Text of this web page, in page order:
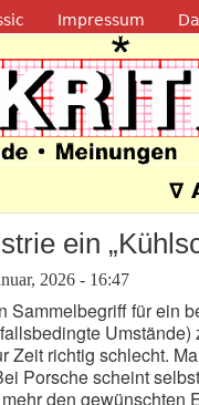
Impressum
∇
ein
2026 - 16:47
Sammelbegriff für ein
Zeit richtig schlecht.
Porsche scheint
den gewünschten